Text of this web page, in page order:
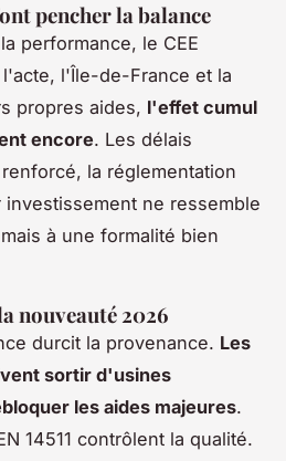
pencher la balance
performance, le CEE
l'Île-de-France et la
propres aides, l'effet cumul
encore. Les délais
la réglementation
ne ressemble
à une formalité bien
nouveauté 2026
durcit la provenance. Les
sortir d'usines
les aides majeures.
14511 contrôlent la qualité.